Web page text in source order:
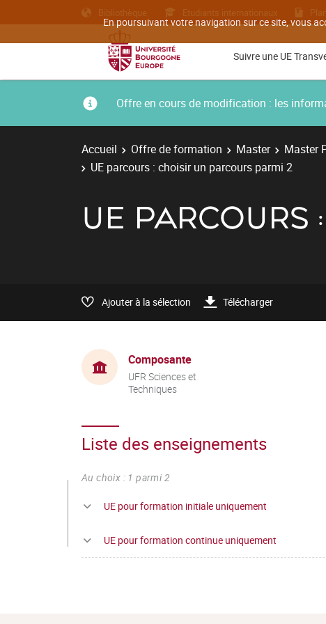
En poursuivant votre navigation sur ce site, vous
Bibliothèque Etudiants internationaux Plan
Suivre une UE
Offre en cours de modification : les
Accueil Offre de formation Master Master
UE parcours : choisir un parcours parmi 2
UE
Ajouter à la sélection Télécharger
Composante
UFR Sciences et
Techniques
Liste des enseignements
Au choix : 1 parmi 2
UE pour formation initiale uniquement
UE pour formation continue uniquement